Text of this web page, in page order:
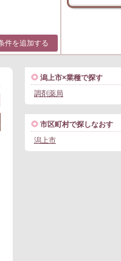
件を追加する
潟上市×業種で探す
調剤薬局
市区町村で探しなおす
潟上市